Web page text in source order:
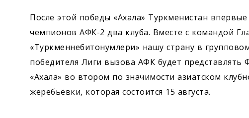
После этой победы «Ахала» Туркменистан
чемпионов АФК-2 два клуба. Вместе с командой
«Туркменнебитонумлери» нашу страну в
победителя Лиги вызова АФК будет представлять
«Ахала» во втором по значимости азиатском
жеребьёвки, которая состоится 15 августа.